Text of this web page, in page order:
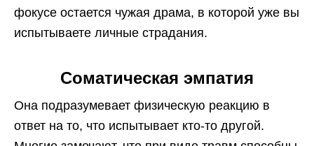
фокусе остается чужая драма, в которой уже вы
испытываете личные страдания.
Соматическая эмпатия
Она подразумевает физическую реакцию в
ответ на то, что испытывает кто-то другой.